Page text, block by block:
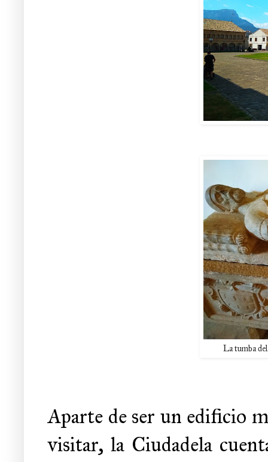
La tumba
Aparte de ser un edificio
visitar, la Ciudadela